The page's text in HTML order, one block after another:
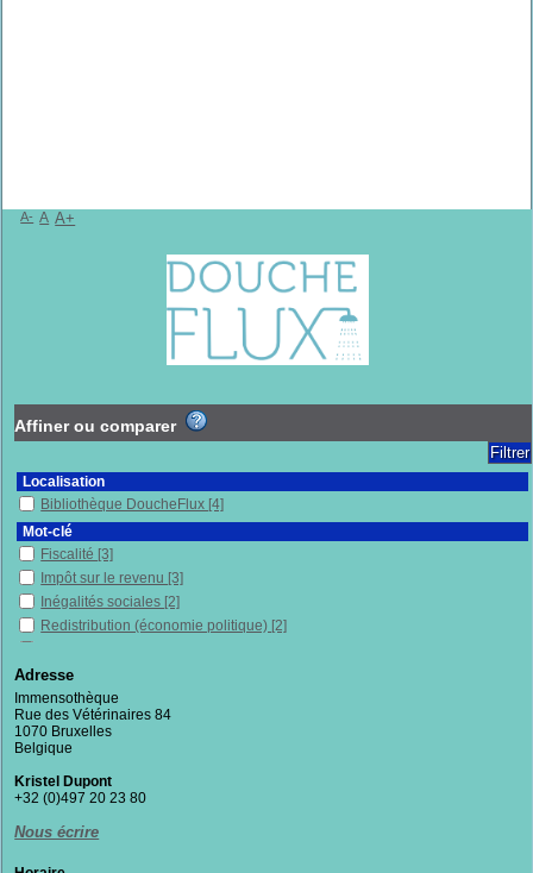
A- A A+
Affiner ou comparer
Localisation
Bibliothèque DoucheFlux [4]
Mot-clé
Fiscalité [3]
Impôt sur le revenu [3]
Inégalités sociales [2]
Redistribution (économie politique) [2]
Économie politique
Enquête[1]
Entretiens[1]
États-Unis
Justice[1]
Riches[1]
Richesse
Adresse
Immensothèque
Rue des Vétérinaires 84
1070 Bruxelles
Belgique
Kristel Dupont
+32 (0)497 20 23 80
Nous écrire